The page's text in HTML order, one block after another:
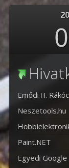
Emődi II.
Neszetools.hu
Paint.NET
Egyedi